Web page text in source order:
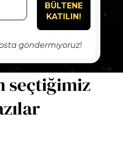
göndermiyoruz!
seçtiğimiz